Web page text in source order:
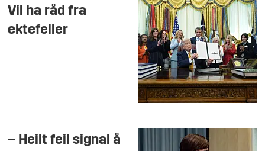
Vil ha råd fra
ektefeller
– Heilt feil signal å